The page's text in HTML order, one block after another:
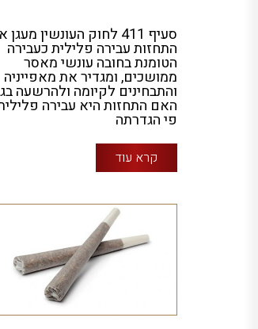
סעיף 411 לחוק העונשין
התחזות עבירה פלילית כעבירה
הטומנת בחובה עונשי מאסר
ממושכים, ומגדיר את מאפייניה
והתבחינים לקיומה ולהרשעה
האם התחזות היא עבירה
פי הגדרתה
קרא עוד